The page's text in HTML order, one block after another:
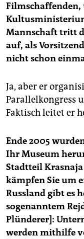
Mannschaft tritt
auf, als
nicht schon
Ja, aber er
Parallelkongress
Faktisch leitet er
Ende 2005
Ihr Museum
Stadtteil
kämpfen Sie um
Russland gibt es
sogenanntem
Plünderer]:
werden mithilfe